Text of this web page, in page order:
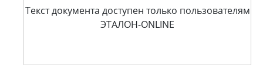
Текст документа доступен только пользователям
ЭТАЛОН-ONLINE